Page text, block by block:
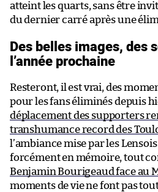
atteint les quarts, sans être
du dernier carré après une
Des belles images, des
l’année prochaine
Resteront, il est vrai, des
pour les fans éliminés depuis
déplacement des supporters
transhumance record des
l’ambiance mise par les
forcément en mémoire, tout
Benjamin Bourigeaud face au
moments de vie ne font pas